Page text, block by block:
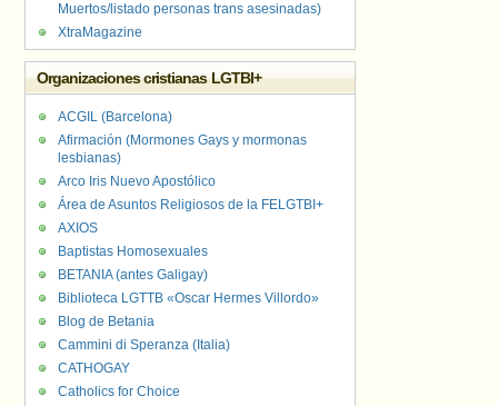
Muertos/listado personas trans asesinadas)
XtraMagazine
Organizaciones cristianas LGTBI+
ACGIL (Barcelona)
Afirmación (Mormones Gays y mormonas
lesbianas)
Arco Iris Nuevo Apostólico
Área de Asuntos Religiosos de la FELGTBI+
AXIOS
Baptistas Homosexuales
BETANIA (antes Galigay)
Biblioteca LGTTB «Oscar Hermes Villordo»
Blog de Betania
Cammini di Speranza (Italia)
CATHOGAY
Catholics for Choice